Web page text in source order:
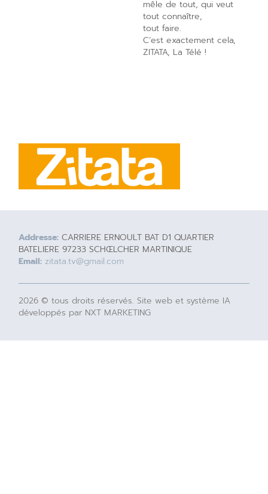
mêle de tout, qui veut
tout connaître,
tout faire.
C’est exactement cela,
ZITATA, La Télé !
Addresse: CARRIERE ERNOULT BAT D1 QUARTIER
BATELIERE 97233 SCHŒLCHER MARTINIQUE
Email: zitata.tv@gmail.com
2026 © tous droits réservés. Site web et système IA
développés par NXT MARKETING